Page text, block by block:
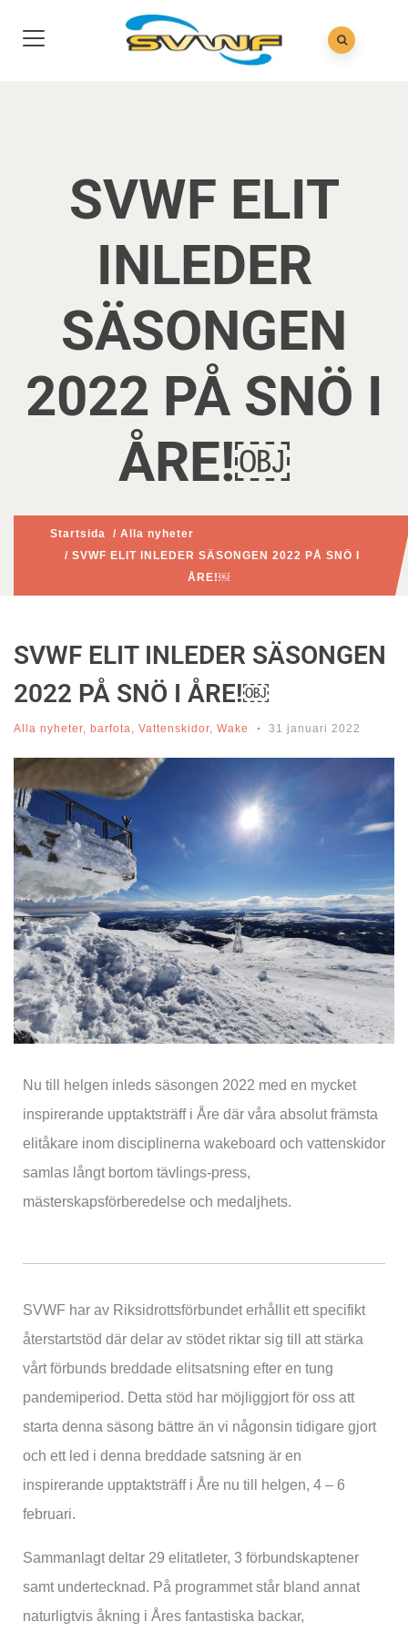
SVWF ELIT
INLEDER
SÄSONGEN
2022 PÅ SNÖ I
ÅRE!￼
Startsida / Alla nyheter
/ SVWF ELIT INLEDER SÄSONGEN 2022 PÅ SNÖ I
ÅRE!￼
SVWF ELIT INLEDER SÄSONGEN
2022 PÅ SNÖ I ÅRE!￼
Alla nyheter, barfota, Vattenskidor, Wake 31 januari 2022
Nu till helgen inleds säsongen 2022 med en mycket
inspirerande upptaktsträff i Åre där våra absolut främsta
elitåkare inom disciplinerna wakeboard och vattenskidor
samlas långt bortom tävlings-press,
mästerskapsförberedelse och medaljhets.
SVWF har av Riksidrottsförbundet erhållit ett specifikt
återstartstöd där delar av stödet riktar sig till att stärka
vårt förbunds breddade elitsatsning efter en tung
pandemiperiod. Detta stöd har möjliggjort för oss att
starta denna säsong bättre än vi någonsin tidigare gjort
och ett led i denna breddade satsning är en
inspirerande upptaktsträff i Åre nu till helgen, 4 – 6
februari.
Sammanlagt deltar 29 elitatleter, 3 förbundskaptener
samt undertecknad. På programmet står bland annat
naturligtvis åkning i Åres fantastiska backar,